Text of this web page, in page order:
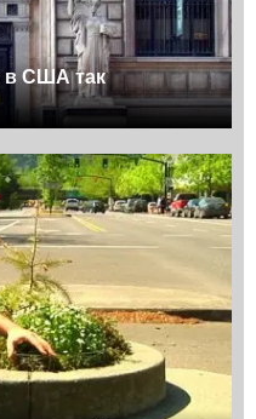
в США так